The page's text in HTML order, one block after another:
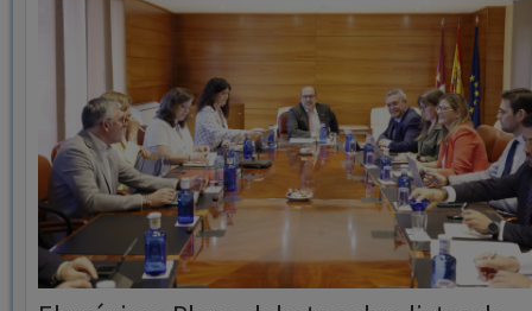
El próximo Pleno debate sobre listas de
espera, auxiliares técnicos de educación y
seguros agrarios